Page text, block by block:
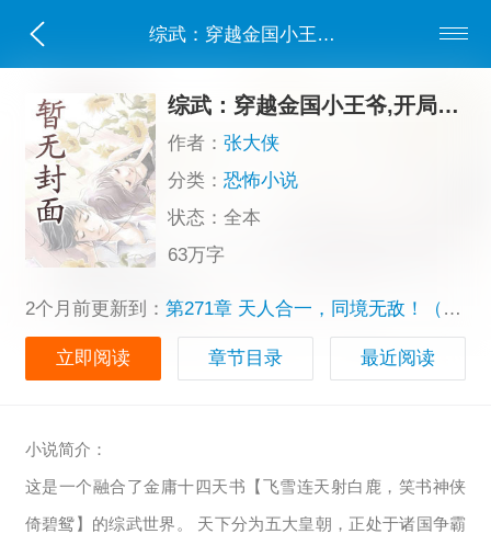
综武：穿越金国小王爷,开局攻略黄蓉
综武：穿越金国小王爷,开局攻略黄蓉
作者：张大侠
分类：恐怖小说
状态：全本
63万字
2个月前更新到： 第271章 天人合一，同境无敌！（大结局）
立即阅读 章节目录 最近阅读
小说简介：
这是一个融合了金庸十四天书【飞雪连天射白鹿，笑书神侠
倚碧鸳】的综武世界。 天下分为五大皇朝，正处于诸国争霸